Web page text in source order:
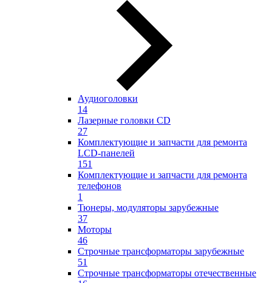
Аудиоголовки
14
Лазерные головки CD
27
Комплектующие и запчасти для ремонта
LCD-панелей
151
Комплектующие и запчасти для ремонта
телефонов
1
Тюнеры, модуляторы зарубежные
37
Моторы
46
Строчные трансформаторы зарубежные
51
Строчные трансформаторы отечественные